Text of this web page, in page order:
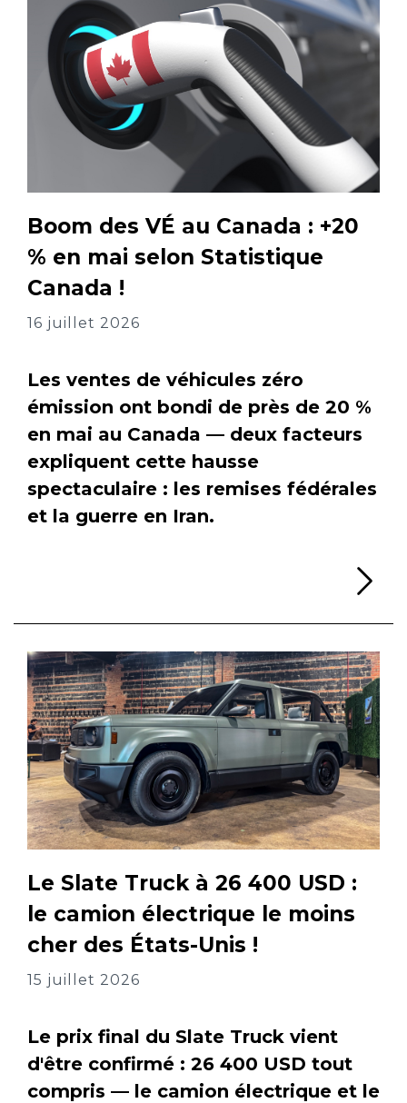
Boom des VÉ au Canada : +20
% en mai selon Statistique
Canada !
16 juillet 2026
Les ventes de véhicules zéro
émission ont bondi de près de 20 %
en mai au Canada — deux facteurs
expliquent cette hausse
spectaculaire : les remises fédérales
et la guerre en Iran.
Le Slate Truck à 26 400 USD :
le camion électrique le moins
cher des États-Unis !
15 juillet 2026
Le prix final du Slate Truck vient
d'être confirmé : 26 400 USD tout
compris — le camion électrique et le